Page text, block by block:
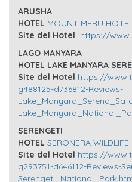
ARUSHA
HOTEL MOUNT MERU
Site del Hotel https://
LAGO MANYARA
HOTEL LAKE MANYARA
Site del Hotel https://
g488125-d736812-Reviews-
SERENGETI
HOTEL SERONERA
Site del Hotel https://
g293751-d646112-Reviews-